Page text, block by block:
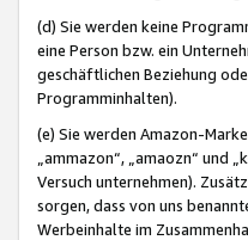
(d) Sie werden keine
eine Person bzw. ein
geschäftlichen Beziehung
Programminhalten).
(e) Sie werden Amazon-
„ammazon“, „amaozn“ und
Versuch unternehmen).
sorgen, dass von uns
Werbeinhalte im